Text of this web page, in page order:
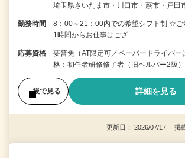
埼玉県さいたま市・川口市・蕨市・戸田
勤務時間
8：00～21：00内での希望シフト制 ☆ご
1時間からお仕事はござ…
応募資格
要普免（AT限定可／ペーパードライバー
格：初任者研修修了者（旧ヘルパー2級
後で見る 詳細を見る
更新日： 2026/07/17 掲